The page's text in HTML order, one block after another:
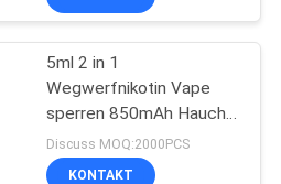
5ml 2 in 1
Wegwerfnikotin Vape
sperren 850mAh Hauche
der Batterie-2000 ein
Discuss MOQ:2000PCS
KONTAKT